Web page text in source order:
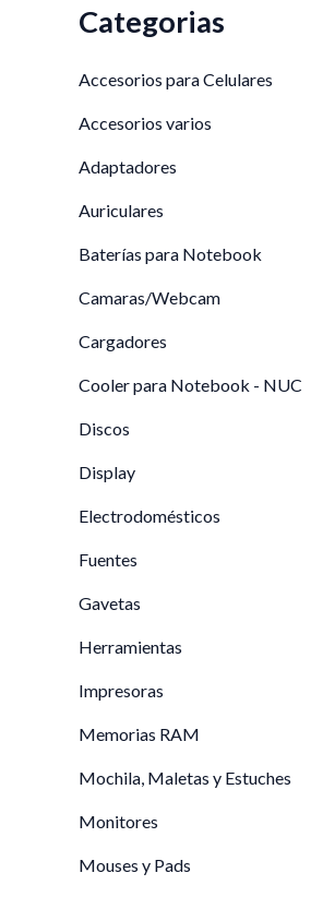
Categorias
Accesorios para Celulares
Accesorios varios
Adaptadores
Auriculares
Baterí­as para Notebook
Camaras/Webcam
Cargadores
Cooler para Notebook - NUC
Discos
Display
Electrodomésticos
Fuentes
Gavetas
Herramientas
Impresoras
Memorias RAM
Mochila, Maletas y Estuches
Monitores
Mouses y Pads